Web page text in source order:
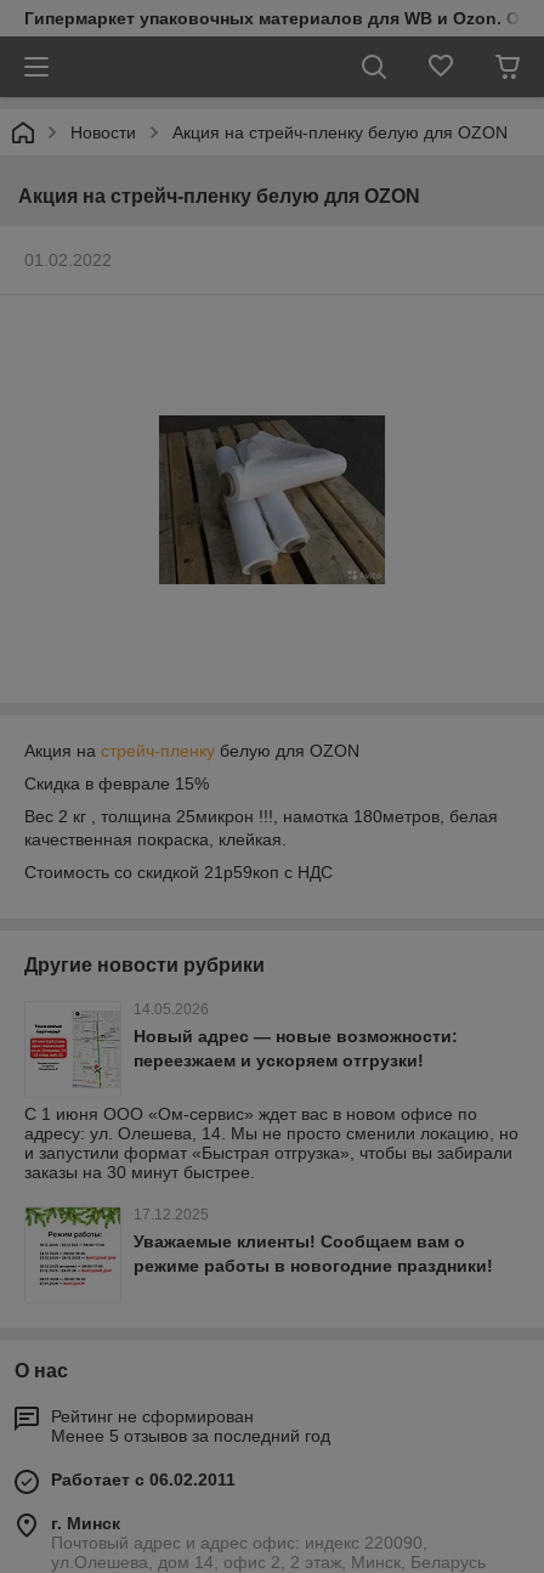
Гипермаркет упаковочных материалов для WB и Ozon.
Новости Акция на стрейч-пленку белую для OZON
Акция на стрейч-пленку белую для OZON
01.02.2022
Акция на стрейч-пленку белую для OZON
Скидка в феврале 15%
Вес 2 кг , толщина 25микрон !!!, намотка 180метров, белая
качественная покраска, клейкая.
Стоимость со скидкой 21р59коп с НДС
Другие новости рубрики
14.05.2026
Новый адрес — новые возможности:
переезжаем и ускоряем отгрузки!
С 1 июня ООО «Ом-сервис» ждет вас в новом офисе по
адресу: ул. Олешева, 14. Мы не просто сменили локацию, но
и запустили формат «Быстрая отгрузка», чтобы вы забирали
заказы на 30 минут быстрее.
17.12.2025
Уважаемые клиенты! Сообщаем вам о
режиме работы в новогодние праздники!
О нас
Рейтинг не сформирован
Менее 5 отзывов за последний год
Работает с 06.02.2011
г. Минск
Почтовый адрес и адрес офис: индекс 220090,
ул.Олешева, дом 14, офис 2, 2 этаж, Минск, Беларусь